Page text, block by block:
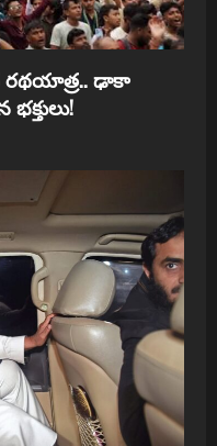
రథయాత్ర.. ఢాకా